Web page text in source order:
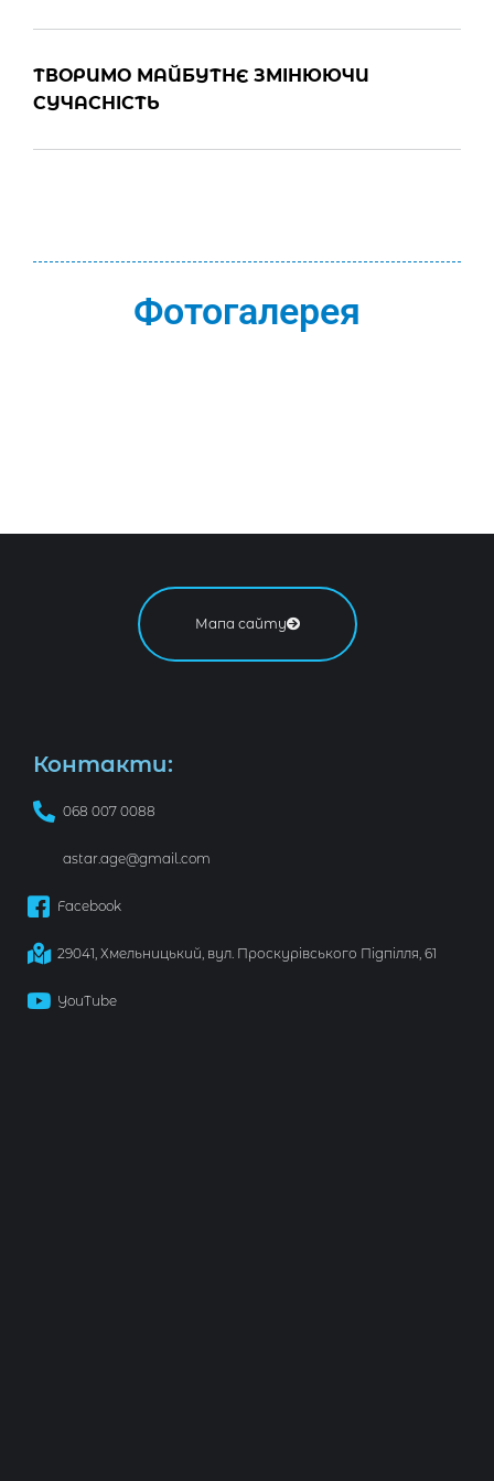
ТВОРИМО МАЙБУТНЄ ЗМІНЮЮЧИ
СУЧАСНІСТЬ
Фотогалерея
Мапа сайту
Контакти:
068 007 0088
astar.age@gmail.com
Facebook
29041, Хмельницький, вул. Проскурівського Підпілля, 61
YouTube